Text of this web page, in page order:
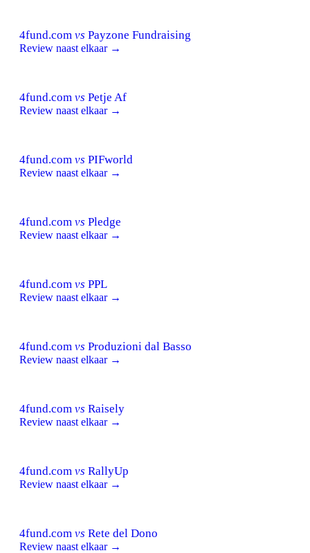
4fund.com vs Payzone Fundraising
Review naast elkaar →
4fund.com vs Petje Af
Review naast elkaar →
4fund.com vs PIFworld
Review naast elkaar →
4fund.com vs Pledge
Review naast elkaar →
4fund.com vs PPL
Review naast elkaar →
4fund.com vs Produzioni dal Basso
Review naast elkaar →
4fund.com vs Raisely
Review naast elkaar →
4fund.com vs RallyUp
Review naast elkaar →
4fund.com vs Rete del Dono
Review naast elkaar →